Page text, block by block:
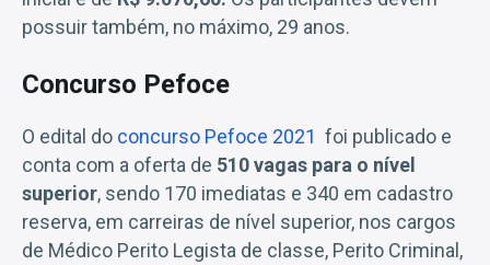
possuir também, no máximo, 29 anos.
Concurso Pefoce
O edital do concurso Pefoce 2021 foi publicado e
conta com a oferta de 510 vagas para o nível
superior, sendo 170 imediatas e 340 em cadastro
reserva, em carreiras de nível superior, nos cargos
de Médico Perito Legista de classe, Perito Criminal,